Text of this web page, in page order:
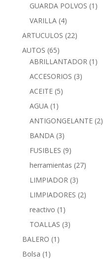
GUARDA POLVOS (1)
VARILLA (4)
ARTUCULOS (22)
AUTOS (65)
ABRILLANTADOR (1)
ACCESORIOS (3)
ACEITE (5)
AGUA (1)
ANTIGONGELANTE (2)
BANDA (3)
FUSIBLES (9)
herramientas (27)
LIMPIADOR (3)
LIMPIADORES (2)
reactivo (1)
TOALLAS (3)
BALERO (1)
Bolsa (1)